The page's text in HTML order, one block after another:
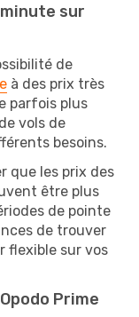
sur
de
à des prix très
parfois plus
vols de
besoins.
que les prix des
être plus
de pointe
de trouver
flexible sur vos
Prime